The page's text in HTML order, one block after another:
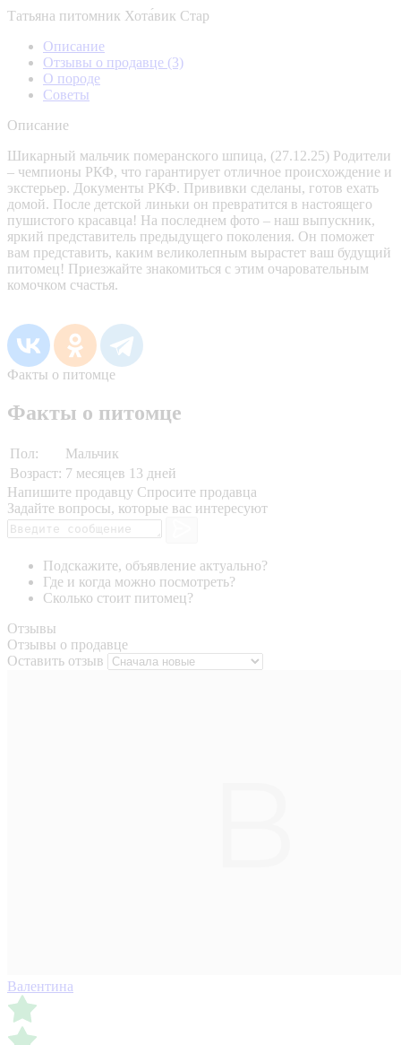
Татьяна питомник Хота́вик Стар
Описание
Отзывы о продавце (3)
О породе
Советы
Описание
Шикарный мальчик померанского шпица, (27.12.25) Родители
– чемпионы РКФ, что гарантирует отличное происхождение и
экстерьер. Документы РКФ. Прививки сделаны, готов ехать
домой. После детской линьки он превратится в настоящего
пушистого красавца! На последнем фото – наш выпускник,
яркий представитель предыдущего поколения. Он поможет
вам представить, каким великолепным вырастет ваш будущий
питомец! Приезжайте знакомиться с этим очаровательным
комочком счастья.
Факты о питомце
Факты о питомце
Пол:
Мальчик
Возраст: 7 месяцев 13 дней
Напишите продавцу Спросите продавца
Задайте вопросы, которые вас интересуют
Подскажите, объявление актуально?
Где и когда можно посмотреть?
Сколько стоит питомец?
Отзывы
Отзывы о продавце
Оставить отзыв
Валентина